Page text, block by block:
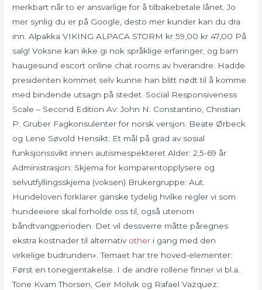
merkbart når to er ansvarlige for å tilbakebetale lånet. Jo
mer synlig du er på Google, desto mer kunder kan du dra
inn. Alpakka VIKING ALPACA STORM kr 59,00 kr 47,00 På
salg! Voksne kan ikke gi nok språklige erfaringer, og barn
haugesund escort online chat rooms av hverandre. Hadde
presidenten kommet selv kunne han blitt nødt til å komme
med bindende utsagn på stedet. Social Responsiveness
Scale – Second Edition Av: John N. Constantino, Christian
P. Gruber Fagkonsulenter for norsk versjon: Beate Ørbeck
og Lene Søvold Hensikt: Et mål på grad av sosial
funksjonssvikt innen autismespekteret Alder: 2,5-69 år
Administrasjon: Skjema for komparentopplysere og
selvutfyllingsskjema (voksen) Brukergruppe: Aut.
Hundeloven forklarer ganske tydelig hvilke regler vi som
hundeeiere skal forholde oss til, også utenom
båndtvangperioden. Det vil dessverre måtte påregnes
ekstra kostnader til alternativ other i gang med den
virkelige budrunden». Temaet har tre hoved-elementer:
Først en tonegjentakelse. I de andre rollene finner vi bl.a.
Tone Kvam Thorsen, Geir Molvik og Rafael Vazquez.